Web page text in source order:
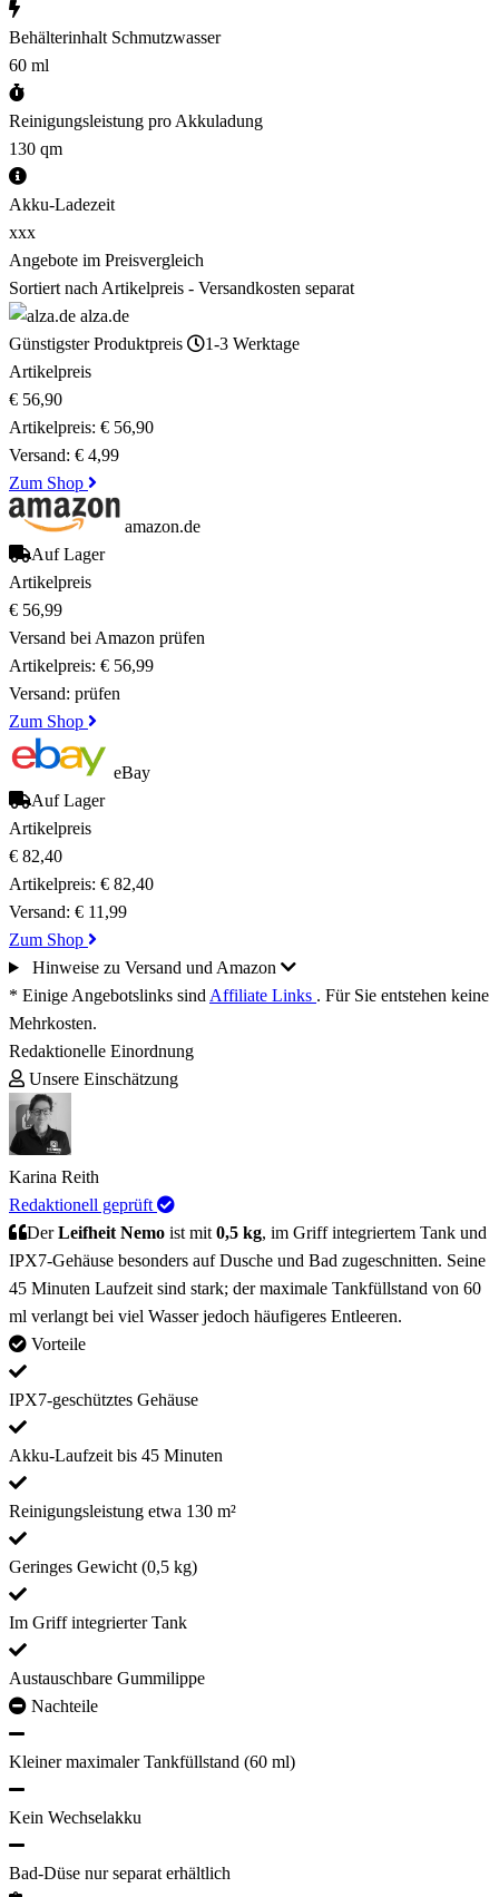
Behälterinhalt Schmutzwasser
60 ml
Reinigungsleistung pro Akkuladung
130 qm
Akku-Ladezeit
xxx
Angebote im Preisvergleich
Sortiert nach Artikelpreis - Versandkosten separat
alza.de
Günstigster Produktpreis
1-3 Werktage
Artikelpreis
€ 56,90
Artikelpreis: € 56,90
Versand: € 4,99
Zum Shop
amazon.de
Auf Lager
Artikelpreis
€ 56,99
Versand bei Amazon prüfen
Artikelpreis: € 56,99
Versand: prüfen
Zum Shop
eBay
Auf Lager
Artikelpreis
€ 82,40
Artikelpreis: € 82,40
Versand: € 11,99
Zum Shop
Hinweise zu Versand und Amazon
* Einige Angebotslinks sind Affiliate Links . Für Sie entstehen keine
Mehrkosten.
Redaktionelle Einordnung
Unsere Einschätzung
Karina Reith
Redaktionell geprüft
DerLeifheit Nemo ist mit 0,5 kg, im Griff integriertem Tank und
IPX7-Gehäuse besonders auf Dusche und Bad zugeschnitten. Seine
45 Minuten Laufzeit sind stark; der maximale Tankfüllstand von 60
ml verlangt bei viel Wasser jedoch häufigeres Entleeren.
Vorteile
IPX7-geschütztes Gehäuse
Akku-Laufzeit bis 45 Minuten
Reinigungsleistung etwa 130 m²
Geringes Gewicht (0,5 kg)
Im Griff integrierter Tank
Austauschbare Gummilippe
Nachteile
Kleiner maximaler Tankfüllstand (60 ml)
Kein Wechselakku
Bad-Düse nur separat erhältlich